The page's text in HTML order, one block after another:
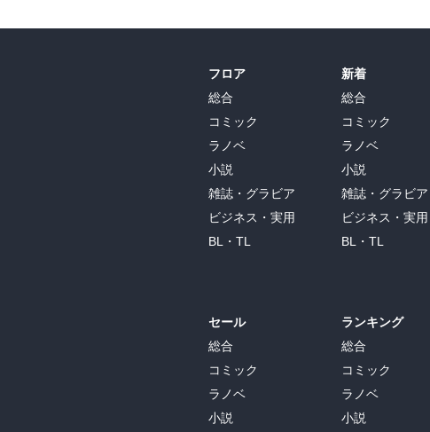
フロア
総合
コミック
ラノベ
小説
雑誌・グラビア
ビジネス・実用
BL・TL
セール
総合
コミック
ラノベ
小説
新着
総合
コミック
ラノベ
小説
雑誌・グラビア
ビジネス・実用
BL・TL
ランキング
総合
コミック
ラノベ
小説